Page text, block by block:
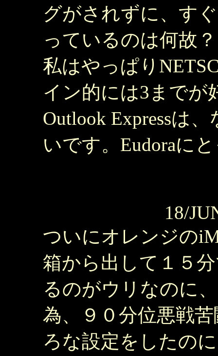
グがされずに、す
っているのは何故？
私はやっぱり
イン的には3までが
Outlook Expressは
いです。Eudoraに
18/
ついにオレンジの
箱から出して１５
るのがウリなのに
為、９０分位悪戦
ろな設定をしたの